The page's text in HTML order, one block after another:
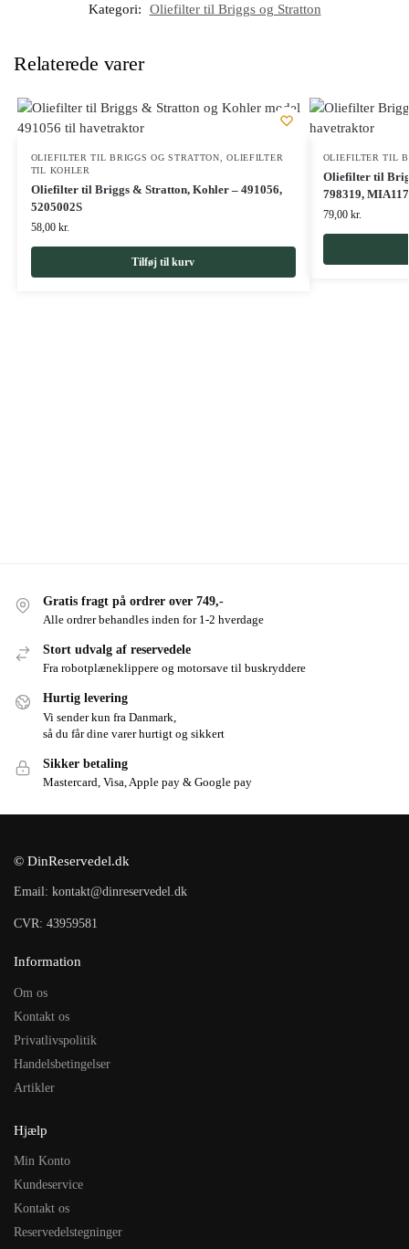
Kategori:
Oliefilter til Briggs og Stratton
Relaterede varer
OLIEFILTER TIL BRIGGS OG STRATTON ,OLIEFILTER
TIL KOHLER
Oliefilter til Briggs & Stratton, Kohler – 491056,
5205002S
58,00 kr.
Tilføj til kurv
OLIEFILTER TIL
Oliefilter til
798319,
79,00 kr.
Gratis fragt på ordrer over 749,-
Alle ordrer behandles inden for 1-2 hverdage
Stort udvalg af reservedele
Fra robotplæneklippere og motorsave til buskryddere
Hurtig levering
Vi sender kun fra Danmark,
så du får dine varer hurtigt og sikkert
Sikker betaling
Mastercard, Visa, Apple pay & Google pay
© DinReservedel.dk
Email: kontakt@dinreservedel.dk
CVR: 43959581
Information
Om os
Kontakt os
Privatlivspolitik
Handelsbetingelser
Artikler
Hjælp
Min Konto
Kundeservice
Kontakt os
Reservedelstegninger